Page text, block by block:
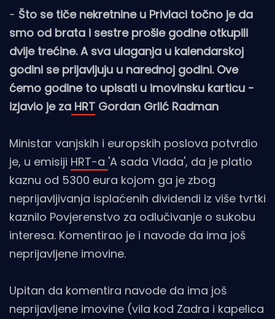
- Što se tiče nekretnine u Privlaci točno je da
smo od brata i sestre prošle godine otkupili
dvije trećine. A sva ulaganja u kalendarskoj
godini se prijavljuju u narednoj godini. Ove
ćemo godine to upisati u imovinsku karticu -
izjavio je za HRT Gordan Grlić Radman
Ministar vanjskih i europskih poslova potvrdio
je, u emisiji HRT-a 'A sada Vlada', da je platio
kaznu od 5300 eura kojom ga je zbog
neprijavljivanja isplaćenih dividendi iz više tvrtki
kaznilo Povjerenstvo za odlučivanje o sukobu
interesa. Komentirao je i navode da ima još
neprijavljene imovine.
Upitan da komentira navode da ima još
neprijavljene imovine (vila kod Zadra i kapelica